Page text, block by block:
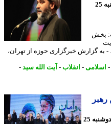
25
خبرگزاری حوزه از تهران،
-انقلاب-آیت الله سید -
5 ماه پیش - دوشنبه 25